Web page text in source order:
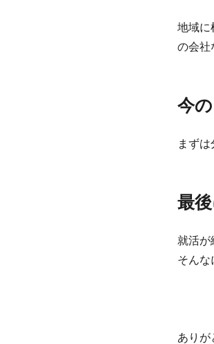
地域に
の会社
今
まず
最
就活が
そんな
ありが